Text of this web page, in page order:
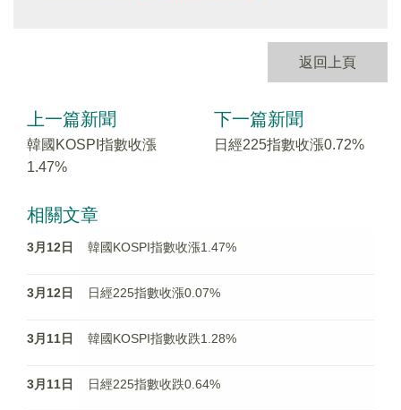
返回上頁
上一篇新聞
韓國KOSPI指數收漲
1.47%
下一篇新聞
日經225指數收漲0.72%
相關文章
3月12日 韓國KOSPI指數收漲1.47%
3月12日 日經225指數收漲0.07%
3月11日 韓國KOSPI指數收跌1.28%
3月11日 日經225指數收跌0.64%